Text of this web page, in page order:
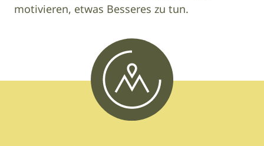
motivieren, etwas Besseres zu tun.